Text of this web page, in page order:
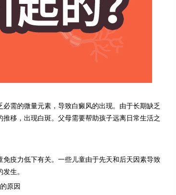
的微量元素，导致白癜风的出现。由于长期缺乏
移，出现白斑。父母需要帮助孩子远离日常生活之
疫力低下有关。一些儿童由于先天和后天因素导致
生。
原因